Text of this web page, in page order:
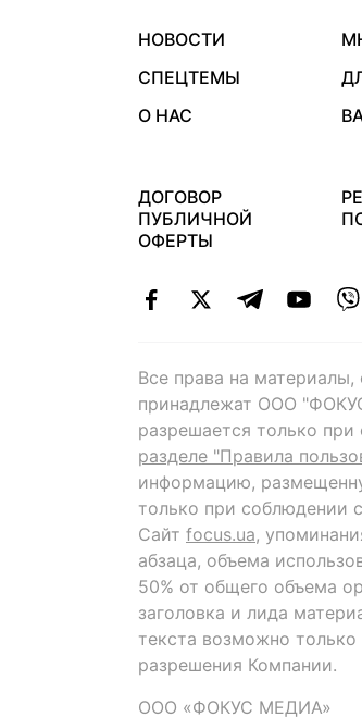
НОВОСТИ
СПЕЦТЕМЫ
О НАС
ДОГОВОР
ПУБЛИЧНОЙ
ОФЕРТЫ
Все права на
принадлежат ООО
разрешается только
разделе "Правила
информацию,
только при соблюдении
Сайт focus.ua,
абзаца, объема
50% от общего объема
заголовка и лида
текста возможно
разрешения Компании.
ООО «ФОКУС МЕДИА»